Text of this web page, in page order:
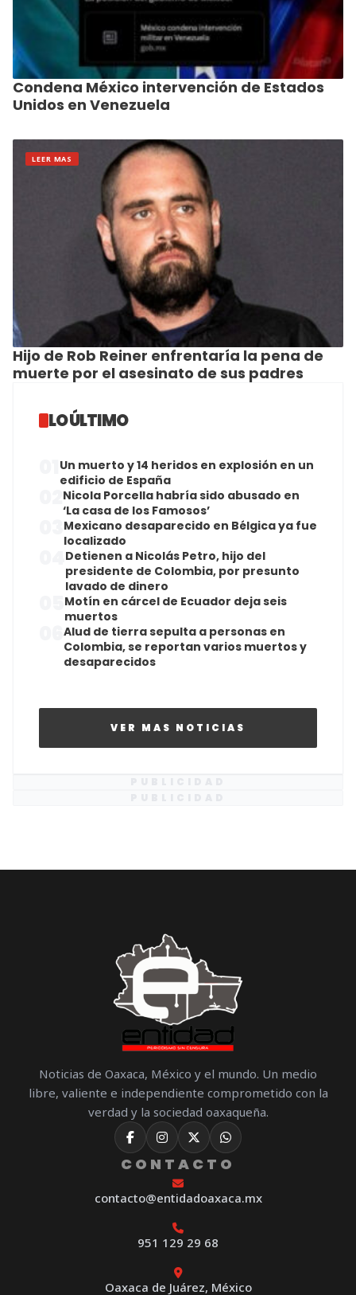
Condena México intervención de Estados
Unidos en Venezuela
LEER MAS
Hijo de Rob Reiner enfrentaría la pena de
muerte por el asesinato de sus padres
LO ÚLTIMO
Un muerto y 14 heridos en explosión en un
edificio de España
Nicola Porcella habría sido abusado en
‘La casa de los Famosos’
Mexicano desaparecido en Bélgica ya fue
localizado
Detienen a Nicolás Petro, hijo del
presidente de Colombia, por presunto
lavado de dinero
Motín en cárcel de Ecuador deja seis
muertos
Alud de tierra sepulta a personas en
Colombia, se reportan varios muertos y
desaparecidos
VER MAS NOTICIAS
Noticias de Oaxaca, México y el mundo. Un medio
libre, valiente e independiente comprometido con la
verdad y la sociedad oaxaqueña.
CONTACTO
contacto@entidadoaxaca.mx
951 129 29 68
Oaxaca de Juárez, México